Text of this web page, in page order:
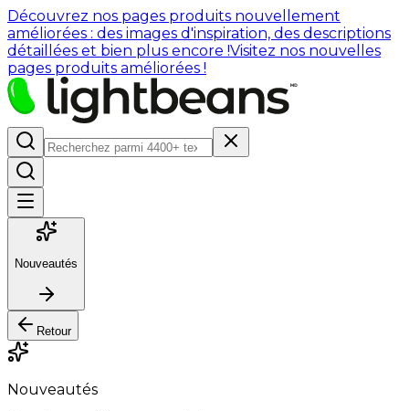
Découvrez nos pages produits nouvellement
améliorées : des images d'inspiration, des descriptions
détaillées et bien plus encore !Visitez nos nouvelles
pages produits améliorées !
Nouveautés
Retour
Nouveautés